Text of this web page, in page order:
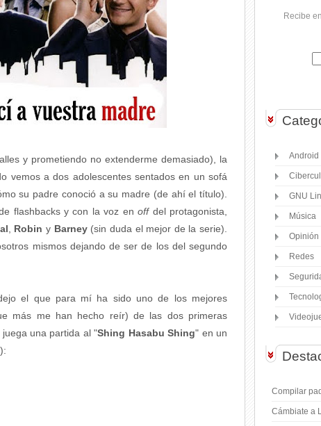
y prometiendo no extenderme demasiado), la
vemos a dos adolescentes sentados en un sofá
su padre conoció a su madre (de ahí el título).
flashbacks y con la voz enoffdel protagonista,
Robin y Barney(sin duda el mejor de la serie).
mismos dejando de ser de los del segundo
el que para mí ha sido uno de los mejores
más me han hecho reír) de las dos primeras
juega una partida al "Shing Hasabu Shing" en un
Recibe
Android
GNU
Música
Opinión
Redes
Compilar
Cámbiate a